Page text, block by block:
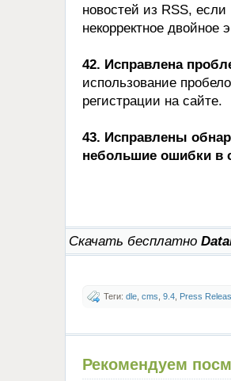
новостей из RSS,
некорректное двойное
42. Исправлена
использование
регистрации на сайте.
43. Исправлены
небольшие ошибки в
Скачать бесплатно
Теги: dle cms 9.4 Press
Рекомендуем